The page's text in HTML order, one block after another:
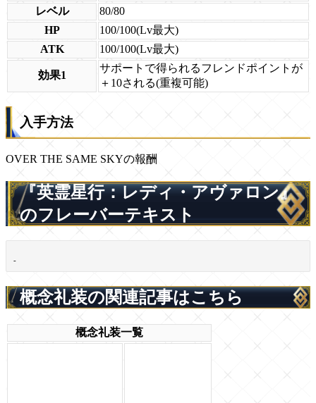
レベル
80/80
HP
100/100(Lv最大)
ATK
100/100(Lv最大)
効果1
サポートで得られるフレンドポイントが
＋10される(重複可能)
入手方法
OVER THE SAME SKYの報酬
『英霊星行：レディ・アヴァロン』
のフレーバーテキスト
-
概念礼装の関連記事はこちら
概念礼装一覧